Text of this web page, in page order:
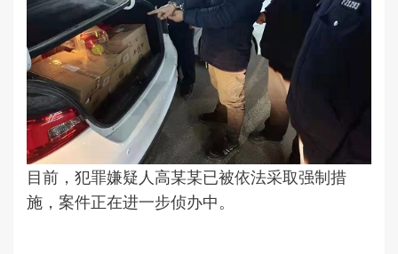
目前，犯罪嫌疑人高某某已被依法采取强制措
施，案件正在进一步侦办中。